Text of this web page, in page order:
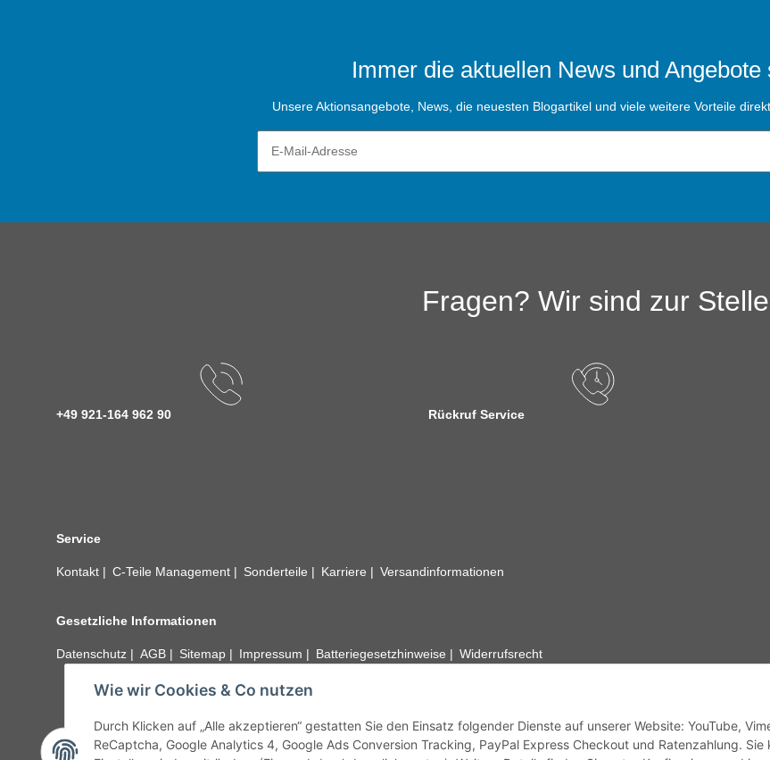
Wie wir Cookies & Co nutzen
Durch Klicken auf „Alle akzeptieren“ gestatten Sie den Einsatz folgender Dienste auf unserer Website: YouTube,
ReCaptcha, Google Analytics 4, Google Ads Conversion Tracking, PayPal Express Checkout und Ratenzahlung. Sie
Immer die aktuellen News und Angebote
Unsere Aktionsangebote, News, die neuesten Blogartikel und viele weitere Vorteile
Fragen? Wir sind zur
+49 921-164 962 90 Rückruf Service
Service
Kontakt C-Teile Management Sonderteile Karriere Versandinformationen
Gesetzliche Informationen
Datenschutz AGB Sitemap Impressum Batteriegesetzhinweise Widerrufsrecht
unseren Kundenservice. Abbildungen der Artikel können beispielhaft sein und